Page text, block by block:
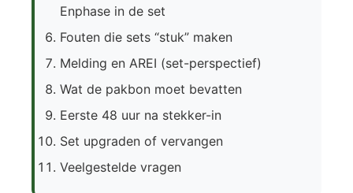
Enphase in de set
Fouten die sets “stuk” maken
Melding en AREI (set-perspectief)
Wat de pakbon moet bevatten
Eerste 48 uur na stekker-in
Set upgraden of vervangen
Veelgestelde vragen